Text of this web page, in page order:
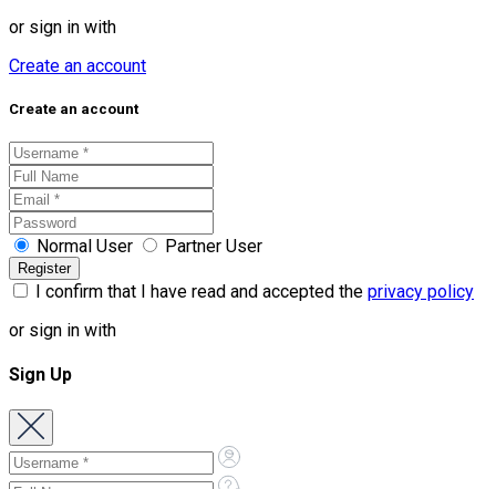
or sign in with
Create an account
Create an account
Normal User Partner User
I confirm that I have read and accepted the privacy policy
or sign in with
Sign Up